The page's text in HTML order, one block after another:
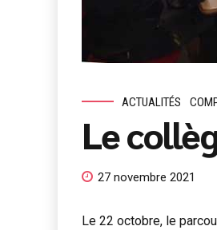
ACTUALITÉS
Le
27 novembre 2021
Le 22 octobre, le